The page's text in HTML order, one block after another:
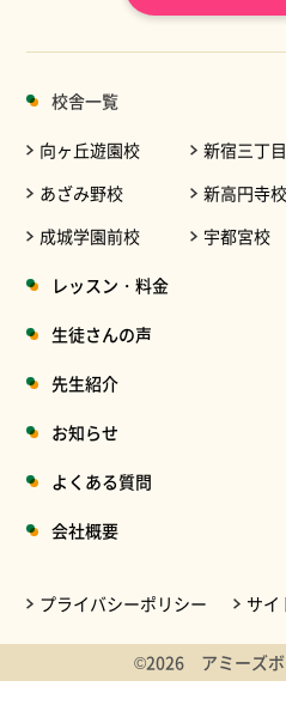
校舎一覧
向ヶ丘遊園校
あざみ野校
成城学園前校
新宿三丁
新高円寺校
宇都宮校
レッスン・料金
生徒さんの声
先生紹介
お知らせ
よくある質問
会社概要
プライバシーポリシー サイ
©2026 アミーズボ